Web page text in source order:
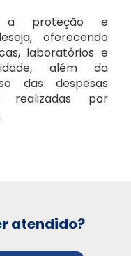
a proteção e
oferecendo
laboratórios e
além da
das despesas
realizadas por
atendido?